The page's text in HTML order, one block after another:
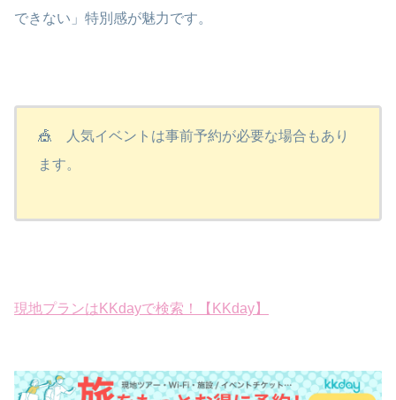
できない」特別感が魅力です。
🎪 人気イベントは事前予約が必要な場合もあり
ます。
現地プランはKKdayで検索！【KKday】